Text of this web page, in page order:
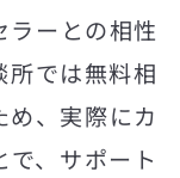
ーとの相性
所では無料相
、実際にカ
、サポート